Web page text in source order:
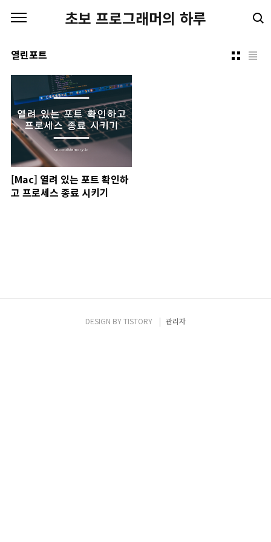
초보 프로그래머의 하루
열린포트
[Mac] 열려 있는 포트 확인하
고 프로세스 종료 시키기
DESIGN BYTISTORY 관리자